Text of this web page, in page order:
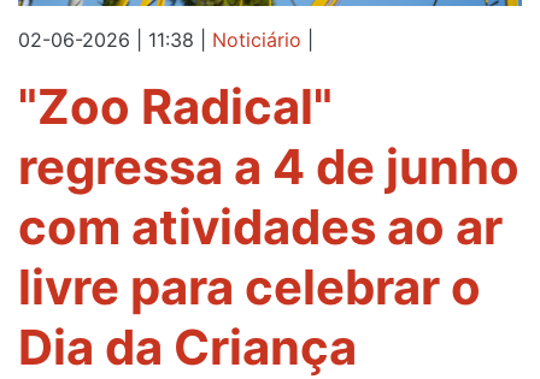
02-06-2026 | 11:38 Noticiário
"Zoo Radical"
regressa a 4 de junho
com atividades ao ar
livre para celebrar o
Dia da Criança